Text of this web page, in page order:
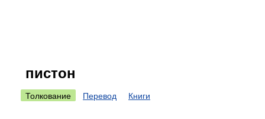
пистон
Толкование Перевод Книги